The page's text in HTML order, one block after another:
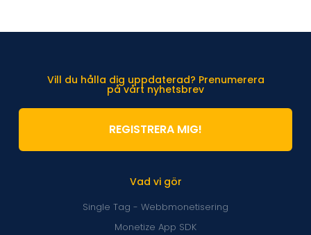
Vad vi gör
Single Tag - Webbmonetisering
Monetize App SDK
Vill du hålla dig uppdaterad? Prenumerera
på vårt nyhetsbrev
REGISTRERA MIG!